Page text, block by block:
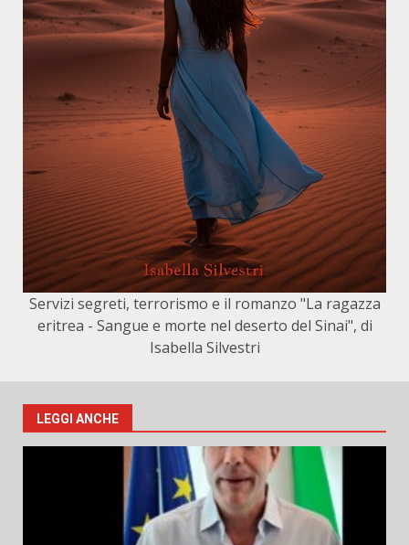
Servizi segreti, terrorismo e il romanzo "La ragazza
eritrea - Sangue e morte nel deserto del Sinai", di
Isabella Silvestri
LEGGI ANCHE